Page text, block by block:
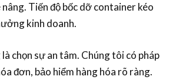
nâng. Tiến độbốc dỡ containerkéo
kinh doanh.
chọn sự an tâm. Chúng tôi có pháp
đơn, bảo hiểm hàng hóa rõ ràng.